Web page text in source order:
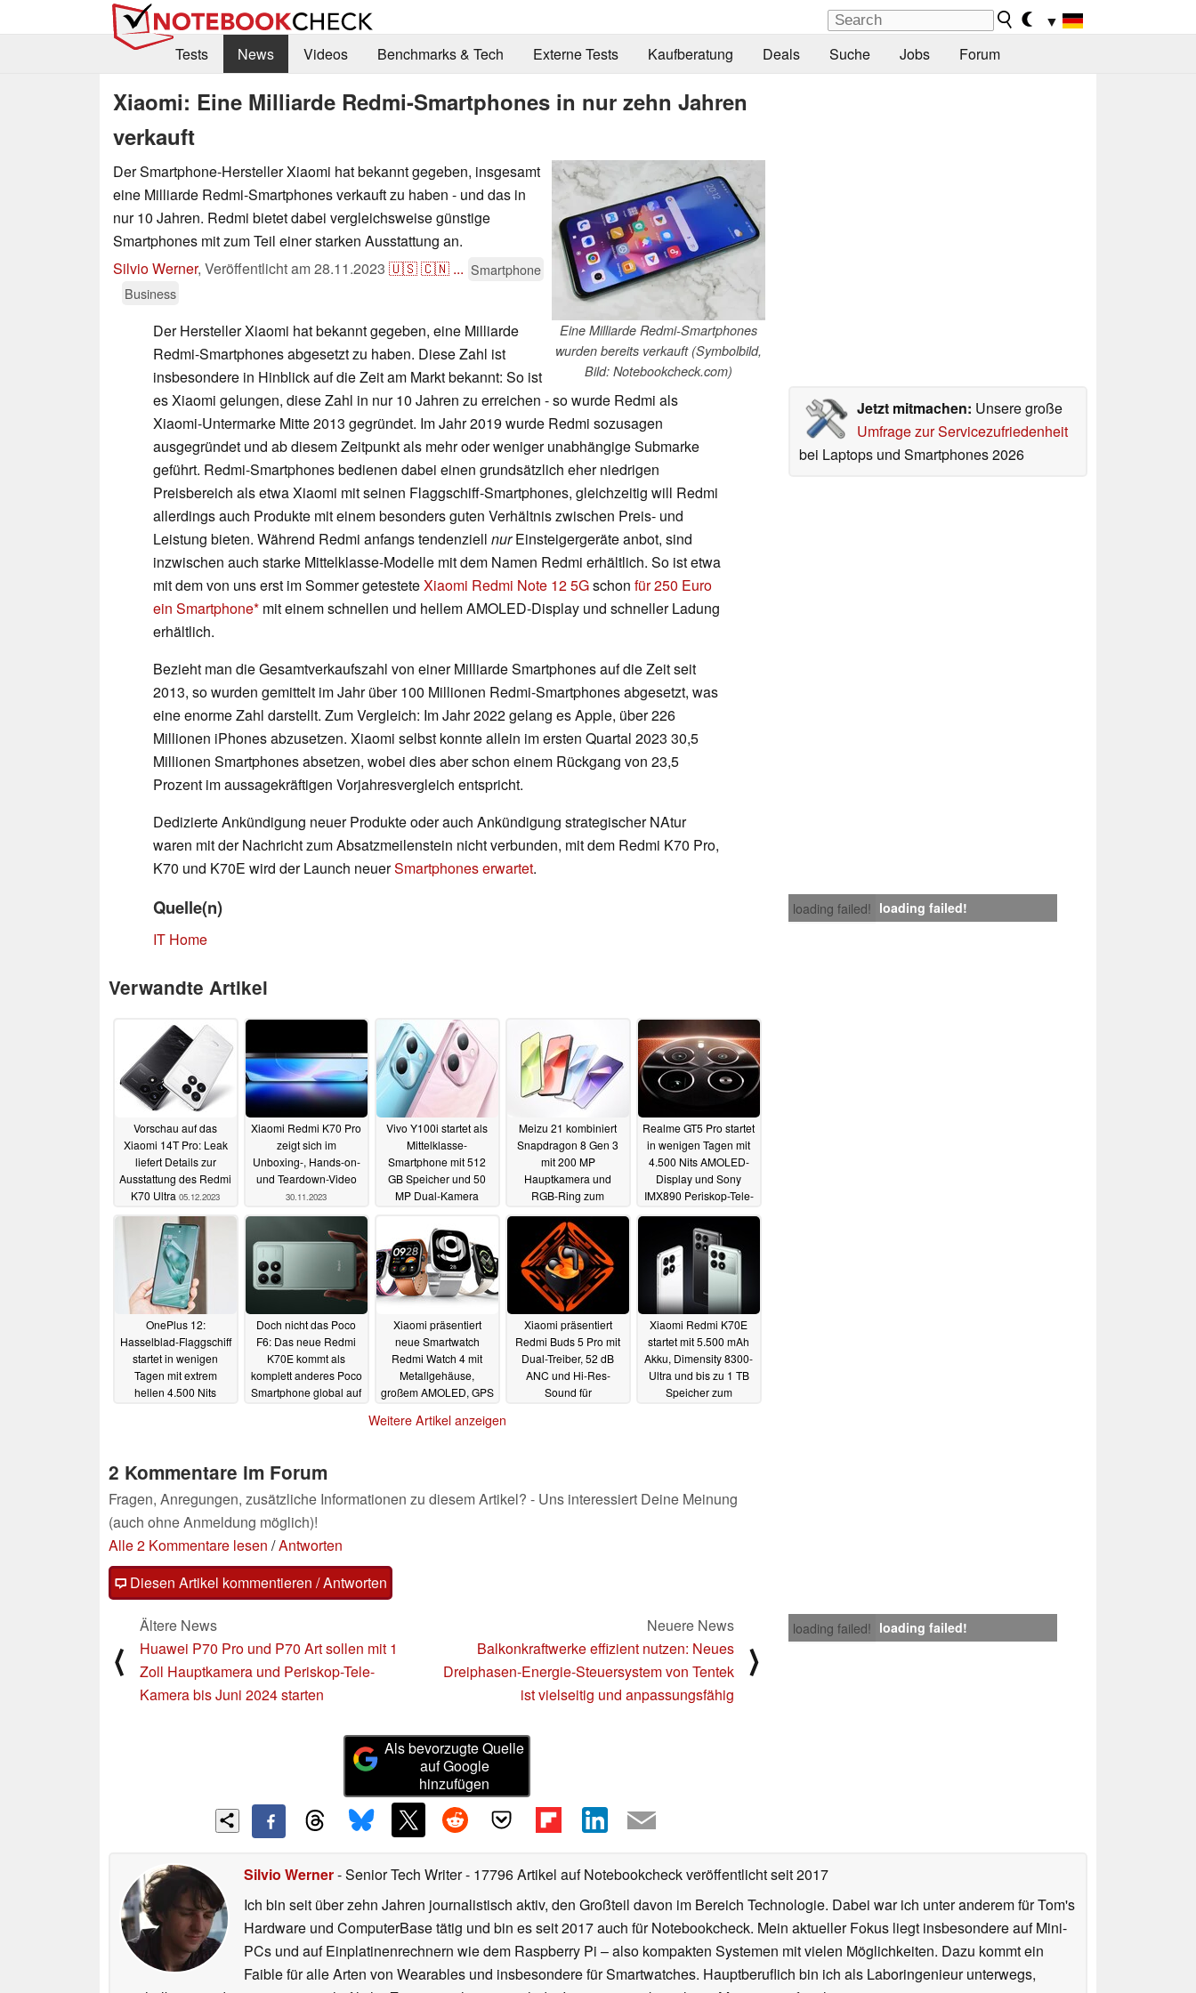
▼
Tests
News Videos Benchmarks & Tech Externe Tests Kaufberatung Deals Suche Jobs Forum
Xiaomi: Eine Milliarde Redmi-Smartphones in nur zehn Jahren
verkauft
Eine Milliarde Redmi-Smartphones
wurden bereits verkauft (Symbolbild,
Bild: Notebookcheck.com)
Der Smartphone-Hersteller Xiaomi hat bekannt gegeben, insgesamt
eine Milliarde Redmi-Smartphones verkauft zu haben - und das in
nur 10 Jahren. Redmi bietet dabei vergleichsweise günstige
Smartphones mit zum Teil einer starken Ausstattung an.
Silvio Werner, Veröffentlicht am28.11.2023 🇺🇸🇨🇳 ... Smartphone
Business
Jetzt mitmachen: Unsere große
Umfrage zur Servicezufriedenheit
bei Laptops und Smartphones 2026
Der Hersteller Xiaomi hat bekannt gegeben, eine Milliarde
Redmi-Smartphones abgesetzt zu haben. Diese Zahl ist
insbesondere in Hinblick auf die Zeit am Markt bekannt: So ist
es Xiaomi gelungen, diese Zahl in nur 10 Jahren zu erreichen - so wurde Redmi als
Xiaomi-Untermarke Mitte 2013 gegründet. Im Jahr 2019 wurde Redmi sozusagen
ausgegründet und ab diesem Zeitpunkt als mehr oder weniger unabhängige Submarke
geführt. Redmi-Smartphones bedienen dabei einen grundsätzlich eher niedrigen
Preisbereich als etwa Xiaomi mit seinen Flaggschiff-Smartphones, gleichzeitig will Redmi
allerdings auch Produkte mit einem besonders guten Verhältnis zwischen Preis- und
Leistung bieten. Während Redmi anfangs tendenziell nurEinsteigergeräte anbot, sind
inzwischen auch starke Mittelklasse-Modelle mit dem Namen Redmi erhältlich. So ist etwa
mit dem von uns erst im Sommer getesteteXiaomi Redmi Note 12 5Gschon für 250 Euro
ein Smartphone mit einem schnellen und hellem AMOLED-Display und schneller Ladung
erhältlich.
Bezieht man die Gesamtverkaufszahl von einer Milliarde Smartphones auf die Zeit seit
2013, so wurden gemittelt im Jahr über 100 Millionen Redmi-Smartphones abgesetzt, was
eine enorme Zahl darstellt. Zum Vergleich: Im Jahr 2022 gelang es Apple, über 226
Millionen iPhones abzusetzen. Xiaomi selbst konnte allein im ersten Quartal 2023 30,5
Millionen Smartphones absetzen, wobei dies aber schon einem Rückgang von 23,5
Prozent im aussagekräftigen Vorjahresvergleich entspricht.
Dedizierte Ankündigung neuer Produkte oder auch Ankündigung strategischer NAtur
waren mit der Nachricht zum Absatzmeilenstein nicht verbunden, mit dem Redmi K70 Pro,
K70 und K70E wird der Launch neuerSmartphones erwartet.
loading failed! loading failed!
Quelle(n)
IT Home
Verwandte Artikel
Vorschau auf das
Xiaomi 14T Pro: Leak
liefert Details zur
Ausstattung des Redmi
K70 Ultra 05.12.2023
Xiaomi Redmi K70 Pro
zeigt sich im
Unboxing-, Hands-on-
und Teardown-Video
30.11.2023
Vivo Y100i startet als
Mittelklasse-
Smartphone mit 512
GB Speicher und 50
MP Dual-Kamera
Meizu 21 kombiniert
Snapdragon 8 Gen 3
mit 200 MP
Hauptkamera und
RGB-Ring zum
30.11.2023
Realme GT5 Pro startet
in wenigen Tagen mit
4.500 Nits AMOLED-
Display und Sony
IMX890 Periskop-Tele-
30.11.2023
OnePlus 12:
Hasselblad-Flaggschiff
startet in wenigen
Tagen mit extrem
hellen 4.500 Nits
Doch nicht das Poco
F6: Das neue Redmi
K70E kommt als
komplett anderes Poco
Smartphone global auf
Xiaomi präsentiert
neue Smartwatch
Redmi Watch 4 mit
Metallgehäuse,
großem AMOLED, GPS
Xiaomi präsentiert
Redmi Buds 5 Pro mit
Dual-Treiber, 52 dB
ANC und Hi-Res-
Sound für
Xiaomi Redmi K70E
startet mit 5.500 mAh
Akku, Dimensity 8300-
Ultra und bis zu 1 TB
Speicher zum
Weitere Artikel anzeigen
2 Kommentare im Forum
Fragen, Anregungen, zusätzliche Informationen zu diesem Artikel? - Uns interessiert Deine Meinung
(auch ohne Anmeldung möglich)!
Alle 2 Kommentare lesen /Antworten
Diesen Artikel kommentieren / Antworten
loading failed! loading failed!
⟨
Ältere News
Huawei P70 Pro und P70 Art sollen mit 1
Zoll Hauptkamera und Periskop-Tele-
Kamera bis Juni 2024 starten
Neuere News
Balkonkraftwerke effizient nutzen: Neues
Dreiphasen-Energie-Steuersystem von Tentek
ist vielseitig und anpassungsfähig
⟩
Als bevorzugte Quelle
auf Google
hinzufügen
Silvio Werner- Senior Tech Writer- 17796 Artikel auf Notebookcheck veröffentlichtseit 2017
Ich bin seit über zehn Jahren journalistisch aktiv, den Großteil davon im Bereich Technologie. Dabei war ich unter anderem für Tom's
Hardware und ComputerBase tätig und bin es seit 2017 auch für Notebookcheck. Mein aktueller Fokus liegt insbesondere auf Mini-
PCs und auf Einplatinenrechnern wie dem Raspberry Pi – also kompakten Systemen mit vielen Möglichkeiten. Dazu kommt ein
Faible für alle Arten von Wearables und insbesondere für Smartwatches. Hauptberuflich bin ich als Laboringenieur unterwegs,